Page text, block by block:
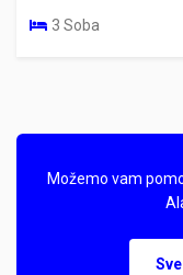
3 Soba
Možemo vam